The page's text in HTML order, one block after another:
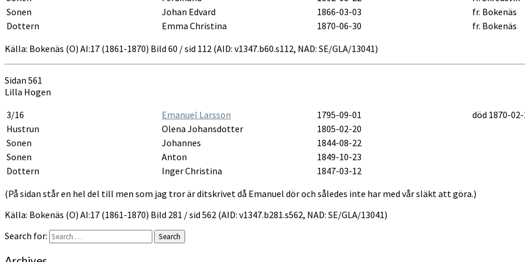
Sonen
Johan Edvard 1866-03-03
fr. Bokenäs
Dottern
Emma Christina 1870-06-30
fr. Bokenäs
Källa: Bokenäs (O) AI:17 (1861-1870) Bild 60 / sid 112 (AID: v1347.b60.s112, NAD: SE/GLA/13041)
Sidan 561
Lilla Hogen
3/16
Emanuel Larsson 1795-09-01
död 1870-
Hustrun
Olena Johansdotter
1805-02-20
Sonen
Johannes
1844-08-22
Sonen
Anton
1849-10-23
Dottern
Inger Christina
1847-03-12
(På sidan står en hel del till men som jag tror är ditskrivet då Emanuel dör och således inte har med vår släkt att göra.)
Källa: Bokenäs (O) AI:17 (1861-1870) Bild 281 / sid 562 (AID: v1347.b281.s562, NAD: SE/GLA/13041)
Search for:
Search